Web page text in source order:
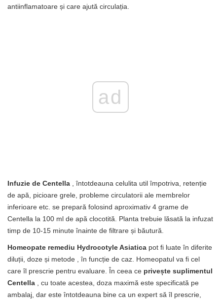
antiinflamatoare și care ajută circulația.
ad
Infuzie de Centella , întotdeauna celulita util împotriva, retenție
de apă, picioare grele, probleme circulatorii ale membrelor
inferioare etc. se prepară folosind aproximativ 4 grame de
Centella la 100 ml de apă clocotită. Planta trebuie lăsată la infuzat
timp de 10-15 minute înainte de filtrare și băutură.
Homeopate remediu Hydrocotyle Asiatica pot fi luate în diferite
diluții, doze și metode , în funcție de caz. Homeopatul va fi cel
care îl prescrie pentru evaluare. În ceea ce privește suplimentul
Centella , cu toate acestea, doza maximă este specificată pe
ambalaj, dar este întotdeauna bine ca un expert să îl prescrie,